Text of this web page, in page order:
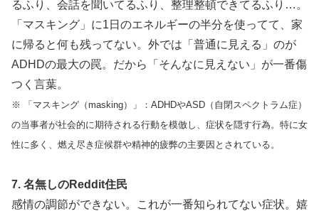
るふり、会話を聞いてるふり、整理整頓できてるふり…。
「マスキング」に1日のエネルギーの半分を使ってて、家
に帰ると何も残ってない。外では「普通に見える」のが
ADHDの最大の罠。だから「そんなに見えない」が一番傷
つく言葉。
※ 「マスキング（masking）」：ADHDやASD（自閉スペクトラム症）
の当事者が社会的に期待される行動を模倣し、症状を隠す行為。特に女
性に多く、燃え尽き症候群や精神的疲弊の主要因とされている。
7. 名無しのReddit住民
感情の調節ができない。これが一番知られてない症状。嬉